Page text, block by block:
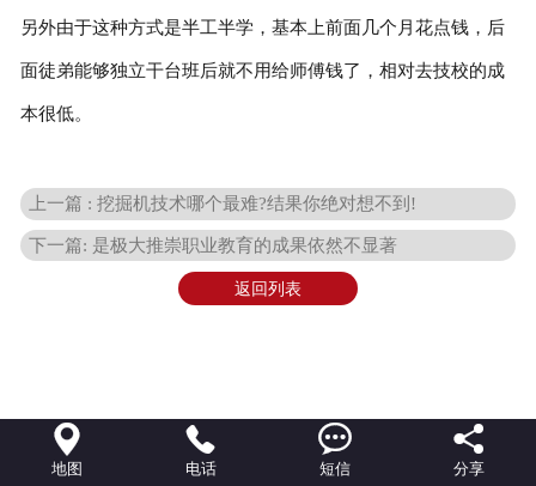
另外由于这种方式是半工半学，基本上前面几个月花点钱，后
面徒弟能够独立干台班后就不用给师傅钱了，相对去技校的成
本很低。
上一篇 : 挖掘机技术哪个最难?结果你绝对想不到!
下一篇: 是极大推崇职业教育的成果依然不显著
返回列表

地图

电话

短信

分享